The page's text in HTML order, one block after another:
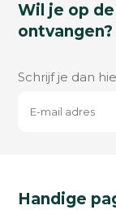
Wil je op
ontvangen?
Schrijf je dan
Handige